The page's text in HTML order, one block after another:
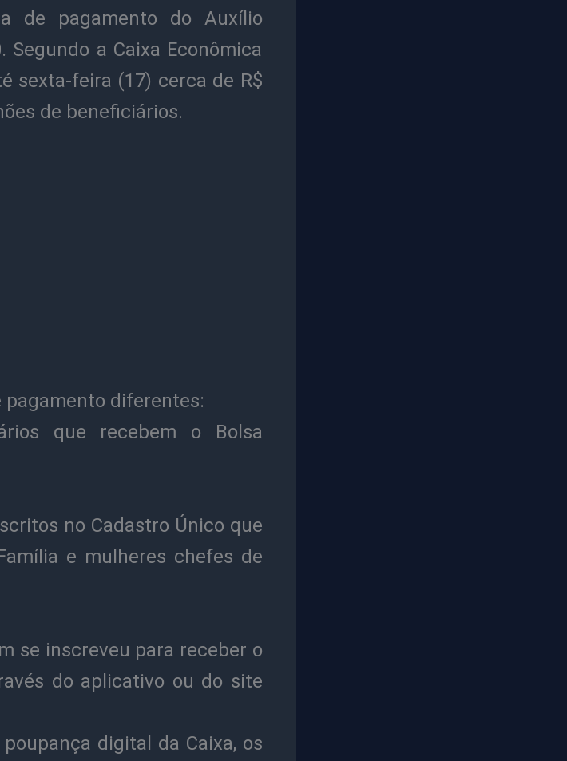
de pagamento do Auxílio
Segundo a Caixa Econômica
sexta-feira (17) cerca de R$
de beneficiários.
pagamento diferentes:
que recebem o Bolsa
no Cadastro Único que
e mulheres chefes de
se inscreveu para receber o
do aplicativo ou do site
digital da Caixa, os